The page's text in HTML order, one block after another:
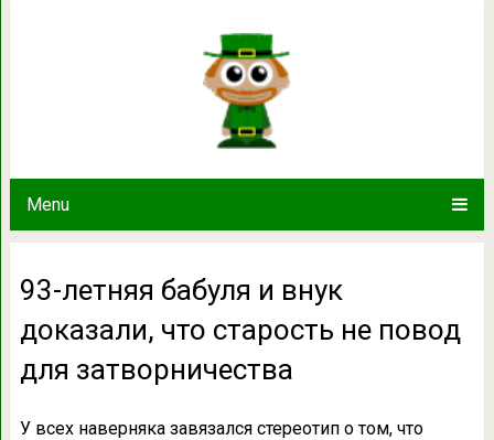
Menu
93-летняя бабуля и внук
93-летняя бабуля и внук
доказали, что старость не повод
для затворничества
У всех наверняка завязался стереотип о том, что